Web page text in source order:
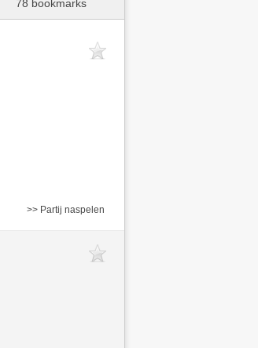
78 bookmarks
>> Partij naspelen